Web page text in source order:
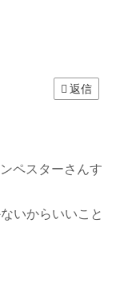
返信
ペスターさんす
いからいいこと